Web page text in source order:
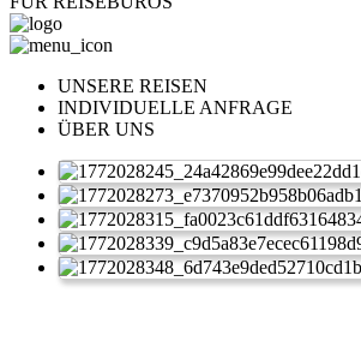
UNSERE REISEN
INDIVIDUELLE ANFRAGE
ÜBER UNS